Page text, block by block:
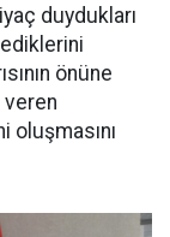
duydukları
önüne
veren
oluşmasını